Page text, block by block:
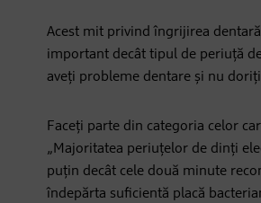
Acest mit privind îngrijirea
important decât tipul de periuță
aveți probleme dentare și nu
Faceți parte din categoria celor
„Majoritatea periuțelor de dinți
puțin decât cele două minute
îndepărta suficientă placă